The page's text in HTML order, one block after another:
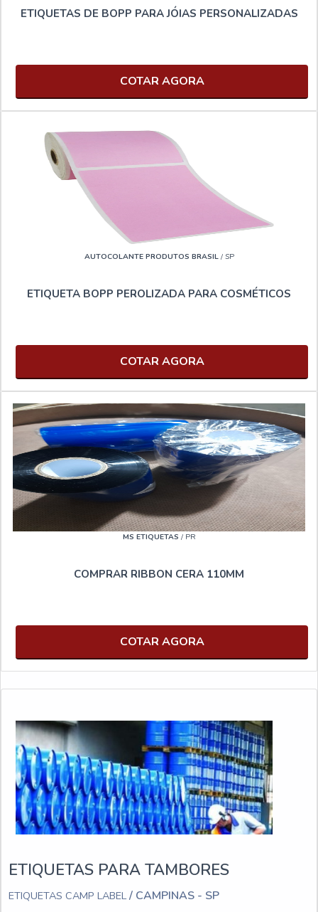
ETIQUETAS DE BOPP PARA JÓIAS PERSONALIZADAS
COTAR AGORA
AUTOCOLANTE PRODUTOS BRASIL/ SP
ETIQUETA BOPP PEROLIZADA PARA COSMÉTICOS
COTAR AGORA
MS ETIQUETAS / PR
COMPRAR RIBBON CERA 110MM
COTAR AGORA
ETIQUETAS PARA TAMBORES
ETIQUETAS CAMP LABEL / CAMPINAS - SP